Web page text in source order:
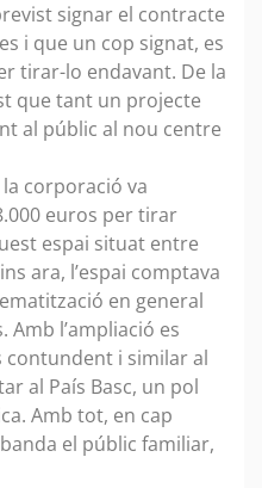
signar el contracte
i que un cop signat, es
tirar-lo endavant. De la
que tant un projecte
al públic al nou centre
la corporació va
euros per tirar
espai situat entre
ara, l’espai comptava
en general
Amb l’ampliació es
contundent i similar al
al País Basc, un pol
Amb tot, en cap
el públic familiar,